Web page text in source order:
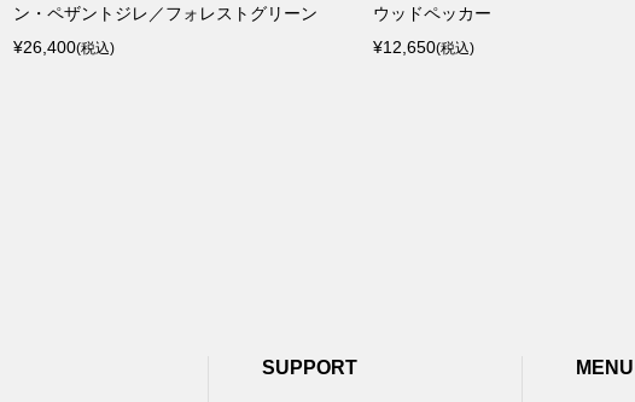
ン・ペザントジレ／フォレストグリーン
¥26,400(税込)
ウッドペッカー
¥12,650(税込)
SUPPORT MENU